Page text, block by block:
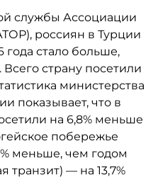
службы Ассоциации
россиян в Турции
года стало больше,
страну посетили
министерства
показывает, что в
на 6,8% меньше
побережье
меньше, чем годом
транзит) — на 13,7%